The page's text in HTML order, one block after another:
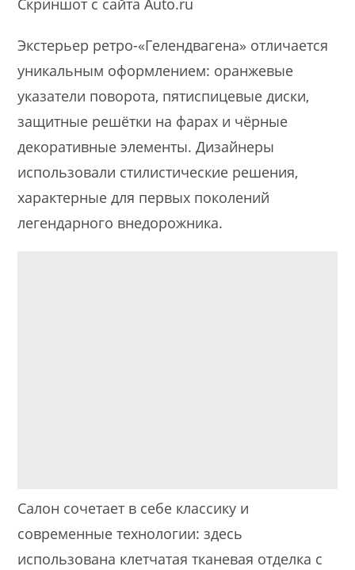
Скриншот с сайта Auto.ru
Экстерьер ретро-«Гелендвагена» отличается
уникальным оформлением: оранжевые
указатели поворота, пятиспицевые диски,
защитные решётки на фарах и чёрные
декоративные элементы. Дизайнеры
использовали стилистические решения,
характерные для первых поколений
легендарного внедорожника.
Салон сочетает в себе классику и
современные технологии: здесь
использована клетчатая тканевая отделка с